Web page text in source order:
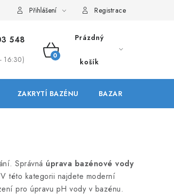
Přihlášení Registrace
548
16:30)
NÁKUPNÍ
Prázdný
košík
ZAKRYTÍ BAZÉNU BAZAR
Správná úprava bazénové vody
této kategorii najdete moderní
pro úpravu pH vody v bazénu.